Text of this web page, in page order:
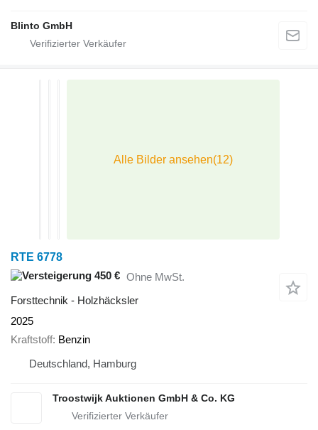
Blinto GmbH
RTE 6778
450 € Ohne MwSt.
Forsttechnik - Holzhäcksler
2025
Kraftstoff Benzin
Deutschland, Hamburg
Troostwijk Auktionen GmbH & Co. KG